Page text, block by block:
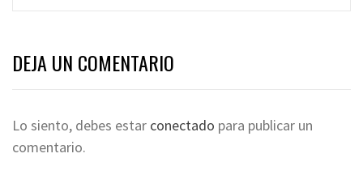
DEJA UN COMENTARIO
Lo siento, debes estar conectado para publicar un
comentario.